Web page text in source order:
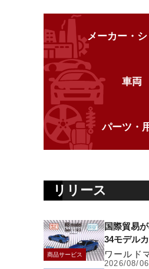
メーカー・
車両
パーツ・
リリース
商品サービス
国際貿易
34モデル
ワールド
2026/08/06